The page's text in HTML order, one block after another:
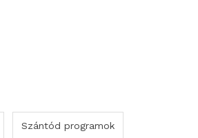
Szántód programok